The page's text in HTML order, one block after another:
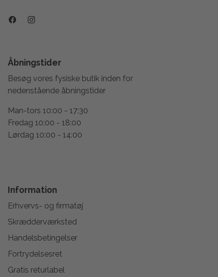
Åbningstider
Besøg vores fysiske butik inden for
nedenstående åbningstider
Man-tors 10:00 - 17:30
Fredag 10:00 - 18:00
Lørdag 10:00 - 14:00
Information
Erhvervs- og firmatøj
Skrædderværksted
Handelsbetingelser
Fortrydelsesret
Gratis returlabel